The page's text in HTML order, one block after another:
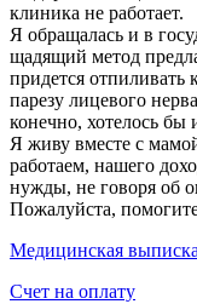
клиника не работает.
Я обращалась и в
щадящий метод
придется отпиливать
парезу лицевого
конечно, хотелось бы
Я живу вместе с
работаем, нашего
нужды, не говоря об
Пожалуйста,
Медицинская выписка
Счет на оплату